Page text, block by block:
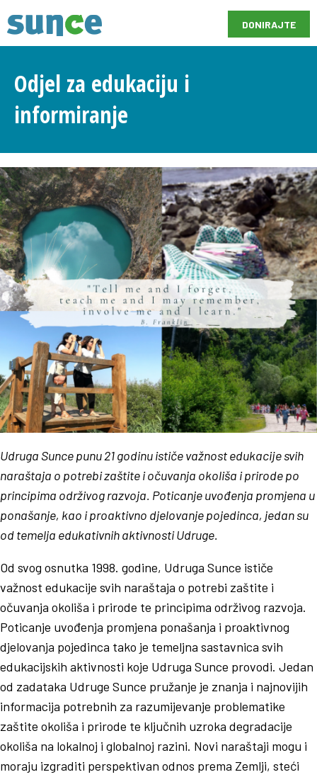
DONIRAJTE
Odjel za edukaciju i
informiranje
Udruga Sunce punu 21 godinu ističe važnost edukacije svih
naraštaja o potrebi zaštite i očuvanja okoliša i prirode po
principima održivog razvoja. Poticanje uvođenja promjena u
ponašanje, kao i proaktivno djelovanje pojedinca, jedan su
od temelja edukativnih aktivnosti Udruge.
Od svog osnutka 1998. godine, Udruga Sunce ističe
važnost edukacije svih naraštaja o potrebi zaštite i
očuvanja okoliša i prirode te principima održivog razvoja.
Poticanje uvođenja promjena ponašanja i proaktivnog
djelovanja pojedinca tako je temeljna sastavnica svih
edukacijskih aktivnosti koje Udruga Sunce provodi. Jedan
od zadataka Udruge Sunce pružanje je znanja i najnovijih
informacija potrebnih za razumijevanje problematike
zaštite okoliša i prirode te ključnih uzroka degradacije
okoliša na lokalnoj i globalnoj razini. Novi naraštaji mogu i
moraju izgraditi perspektivan odnos prema Zemlji, steći